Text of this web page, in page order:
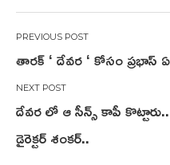
Post
navigation
తారక్ ‘ దేవర ‘ కోసం ప్రభాస్
దేవర లో ఆ సీన్స్ కాపీ కొట్టారు..
డైరెక్టర్ శంకర్..